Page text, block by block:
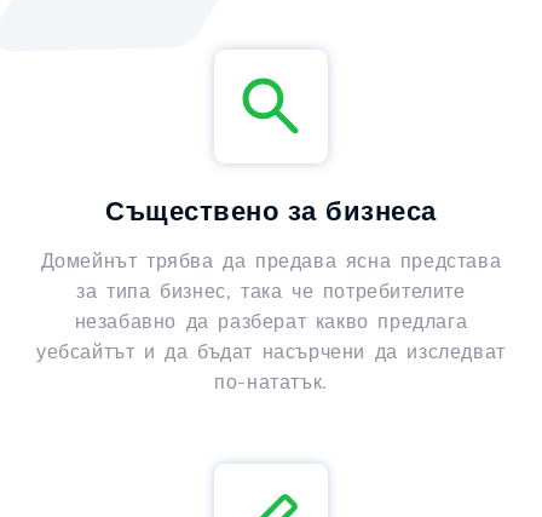
Съществено за бизнеса
Домейнът трябва да предава ясна представа
за типа бизнес, така че потребителите
незабавно да разберат какво предлага
уебсайтът и да бъдат насърчени да изследват
по-нататък.